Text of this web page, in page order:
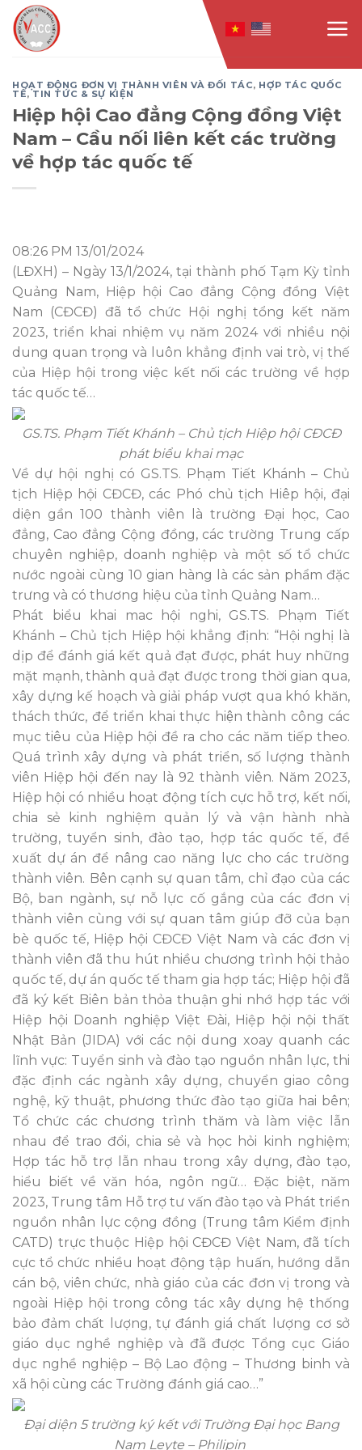
Skip
to
content
HOẠT ĐỘNG ĐƠN VỊ THÀNH VIÊN VÀ ĐỐI TÁC, HỢP TÁC QUỐC
TẾ,TIN TỨC & SỰ KIỆN
Hiệp hội Cao đẳng Cộng đồng Việt
Nam – Cầu nối liên kết các trường
về hợp tác quốc tế
08:26 PM 13/01/2024
(LĐXH) – Ngày 13/1/2024, tại thành phố Tạm Kỳ tỉnh
Quảng Nam, Hiệp hội Cao đẳng Cộng đồng Việt
Nam (CĐCĐ) đã tổ chức Hội nghị tổng kết năm
2023, triển khai nhiệm vụ năm 2024 với nhiều nội
dung quan trọng và luôn khẳng định vai trò, vị thế
của Hiệp hội trong việc kết nối các trường về hợp
tác quốc tế…
GS.TS. Phạm Tiết Khánh – Chủ tịch Hiệp hội CĐCĐ
phát biểu khai mạc
Về dự hội nghị có GS.TS. Phạm Tiết Khánh – Chủ
tịch Hiệp hội CĐCĐ, các Phó chủ tịch Hiêp hội, đại
diện gần 100 thành viên là trường Đại học, Cao
đẳng, Cao đẳng Cộng đồng, các trường Trung cấp
chuyên nghiệp, doanh nghiệp và một số tổ chức
nước ngoài cùng 10 gian hàng là các sản phẩm đặc
trưng và có thương hiệu của tỉnh Quảng Nam…
Phát biểu khai mac hội nghi, GS.TS. Phạm Tiết
Khánh – Chủ tịch Hiệp hội khẳng định: “Hội nghị là
dịp để đánh giá kết quả đạt được, phát huy những
mặt mạnh, thành quả đạt được trong thời gian qua,
xây dựng kế hoạch và giải pháp vượt qua khó khăn,
thách thức, để triển khai thực hiện thành công các
mục tiêu của Hiệp hội đề ra cho các năm tiếp theo.
Quá trình xây dựng và phát triển, số lượng thành
viên Hiệp hội đến nay là 92 thành viên. Năm 2023,
Hiệp hội có nhiều hoạt động tích cực hỗ trợ, kết nối,
chia sẻ kinh nghiệm quản lý và vận hành nhà
trường, tuyển sinh, đào tạo, hợp tác quốc tế, đề
xuất dự án để nâng cao năng lực cho các trường
thành viên. Bên cạnh sự quan tâm, chỉ đạo của các
Bộ, ban ngành, sự nỗ lực cố gắng của các đơn vị
thành viên cùng với sự quan tâm giúp đỡ của bạn
bè quốc tế, Hiệp hội CĐCĐ Việt Nam và các đơn vị
thành viên đã thu hút nhiều chương trình hội thảo
quốc tế, dự án quốc tế tham gia hợp tác; Hiệp hội đã
đã ký kết Biên bản thỏa thuận ghi nhớ hợp tác với
Hiệp hội Doanh nghiệp Việt Đài, Hiệp hội nội thất
Nhật Bản (JIDA) với các nội dung xoay quanh các
lĩnh vực: Tuyển sinh và đào tạo nguồn nhân lực, thi
đặc định các ngành xây dựng, chuyển giao công
nghệ, kỹ thuật, phương thức đào tạo giữa hai bên;
Tổ chức các chương trình thăm và làm việc lẫn
nhau để trao đổi, chia sẻ và học hỏi kinh nghiệm;
Hợp tác hỗ trợ lẫn nhau trong xây dựng, đào tạo,
hiểu biết về văn hóa, ngôn ngữ… Đặc biệt, năm
2023, Trung tâm Hỗ trợ tư vấn đào tạo và Phát triển
nguồn nhân lực cộng đồng (Trung tâm Kiểm định
CATD) trực thuộc Hiệp hội CĐCĐ Việt Nam, đã tích
cực tổ chức nhiều hoạt động tập huấn, hướng dẫn
cán bộ, viên chức, nhà giáo của các đơn vị trong và
ngoài Hiệp hội trong công tác xây dựng hệ thống
bảo đảm chất lượng, tự đánh giá chất lượng cơ sở
giáo dục nghề nghiệp và đã được Tổng cục Giáo
dục nghề nghiệp – Bộ Lao động – Thương binh và
xã hội cùng các Trường đánh giá cao…”
Đại diện 5 trường ký kết với Trường Đại học Bang
Nam Leyte – Philipin